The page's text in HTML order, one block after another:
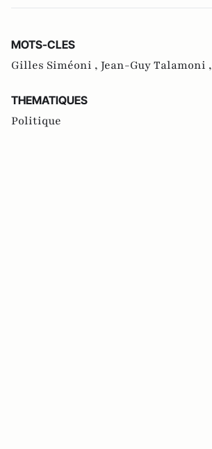
MOTS-CLES
Gilles Siméoni , Jean-Guy Talamoni ,
THEMATIQUES
Politique